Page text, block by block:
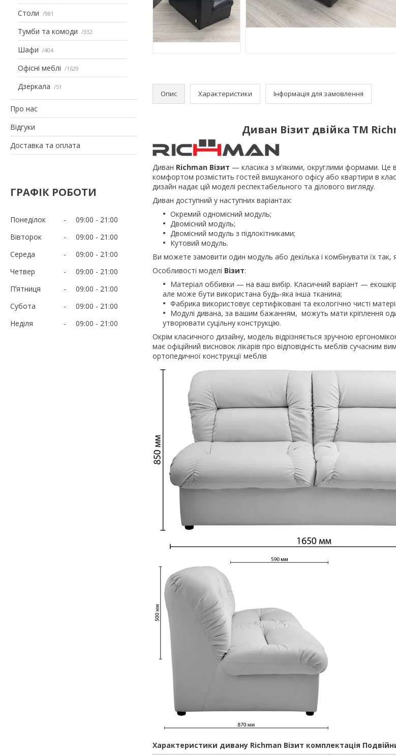
Столи 981
Тумби та комоди 332
Шафи 404
Офісні меблі 1629
Дзеркала 51
Про нас
Відгуки
Доставка та оплата
ГРАФІК РОБОТИ
Понеділок 09:00
21:00
Вівторок
09:00
21:00
Середа
09:00
21:00
Четвер
09:00
21:00
Пʼятниця
09:00
21:00
Субота
09:00
21:00
Неділя
09:00 21:00
Опис Характеристики Інформація для замовлення
Диван Візит двійка TM
Диван Richman Візит — класика з м’якими, округлими формами. Це
комфортом розмістить гостей вишуканого офісу або квартири в
дизайн надає цій моделі респектабельного та ділового вигляду.
Диван доступний у наступних варіантах:
Окремий одномісний модуль;
Двомісний модуль;
Двомісний модуль з підлокітниками;
Кутовий модуль.
Ви можете замовити один модуль або декілька і комбінувати їх так,
Особливості моделі Візит:
Матеріал оббивки — на ваш вибір. Класичний варіант —
але може бути використана будь-яка інша тканина;
Фабрика використовує сертифіковані та екологічно чисті
Модулі дивана, за вашим бажанням, можуть мати кріплення
утворювати суцільну конструкцію.
Окрім класичного дизайну, модель відрізняється зручною
має офіційний висновок лікарів про відповідність меблів сучасним
ортопедичної конструкції меблів
Характеристики дивану Richman Візит комплектація